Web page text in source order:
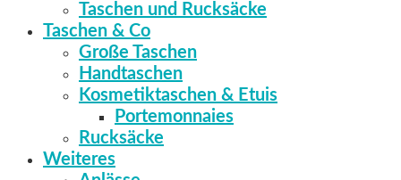
Taschen und Rucksäcke
Taschen & Co
Große Taschen
Handtaschen
Kosmetiktaschen & Etuis
Portemonnaies
Rucksäcke
Weiteres